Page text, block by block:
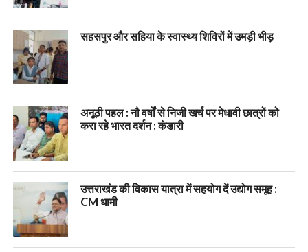
सहसपुर और सहिया के स्वास्थ्य शिविरों में उमड़ी भीड़
अनूठी पहल : नौ वर्षों से निजी खर्च पर मेधावी छात्रों को
करा रहे भारत दर्शन : कंडारी
उत्तराखंड की विकास यात्रा में सहयोग दें उद्योग समूह :
CM धामी